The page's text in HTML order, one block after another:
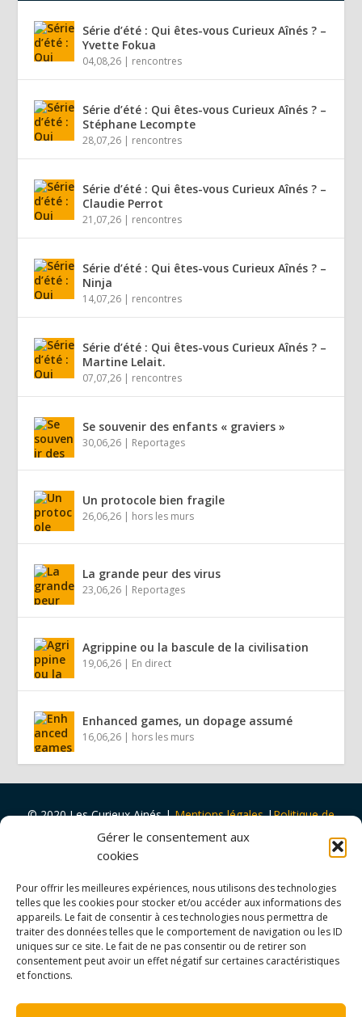
Gérer le consentement aux
cookies
Pour offrir les meilleures expériences, nous utilisons des technologies
telles que les cookies pour stocker et/ou accéder aux informations des
appareils. Le fait de consentir à ces technologies nous permettra de
traiter des données telles que le comportement de navigation ou les ID
uniques sur ce site. Le fait de ne pas consentir ou de retirer son
consentement peut avoir un effet négatif sur certaines caractéristiques
et fonctions.
Série d’été : Qui êtes-vous Curieux Aînés ? –
Yvette Fokua
04,08,26 | rencontres
Série d’été : Qui êtes-vous Curieux Aînés ? –
Stéphane Lecompte
28,07,26 | rencontres
Série d’été : Qui êtes-vous Curieux Aînés ? –
Claudie Perrot
21,07,26 | rencontres
Série d’été : Qui êtes-vous Curieux Aînés ? –
Ninja
14,07,26 | rencontres
Série d’été : Qui êtes-vous Curieux Aînés ? –
Martine Lelait.
07,07,26 | rencontres
Se souvenir des enfants « graviers »
30,06,26 | Reportages
Un protocole bien fragile
26,06,26 | hors les murs
La grande peur des virus
23,06,26 | Reportages
Agrippine ou la bascule de la civilisation
19,06,26 | En direct
Enhanced games, un dopage assumé
16,06,26 | hors les murs
© 2020 Les Curieux Ainés |Mentions légales |Politique de
cookies |Design parTapa Idée
Projet porté par Vers Volant
Ville de Rouen